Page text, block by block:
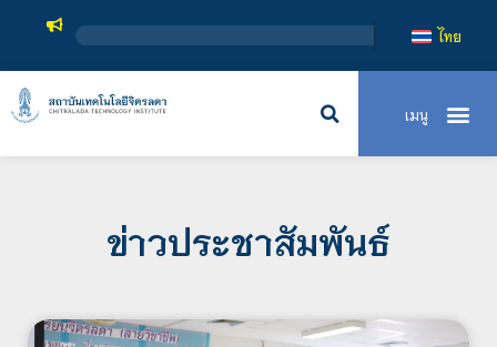
สถาบันเทคโน
ไทย
ข่าวประชาสัมพันธ์